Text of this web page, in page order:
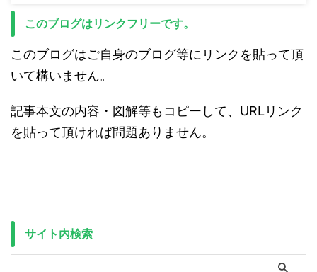
このブログはリンクフリーです。
このブログはご自身のブログ等にリンクを貼って頂
いて構いません。
記事本文の内容・図解等もコピーして、URLリンク
を貼って頂ければ問題ありません。
サイト内検索